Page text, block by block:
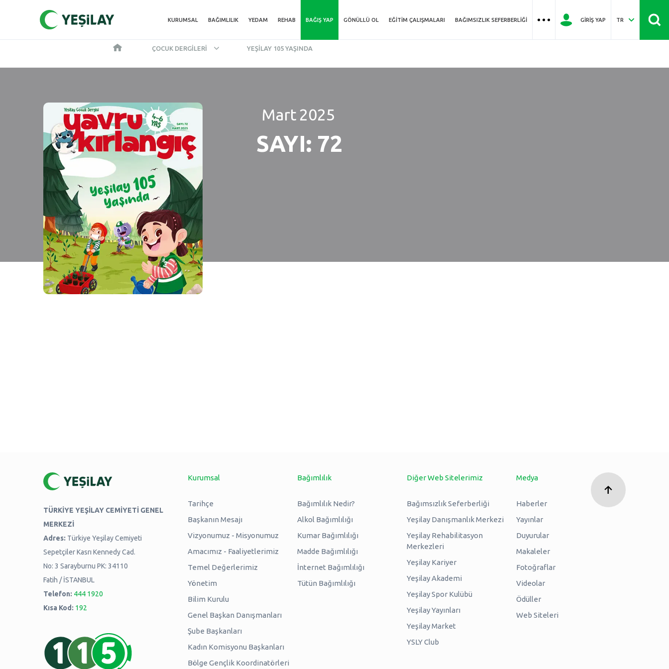
KURUMSAL BAĞIMLILIK YEDAM REHAB BAĞIŞ YAP GÖNÜLLÜ OL EĞITIM ÇALIŞMALARI BAĞIMSIZLIK SEFERBERLIĞI GIRIŞ YAP TR
ÇOCUK DERGILERI YEŞILAY 105 YAŞINDA
Mart 2025
SAYI: 72
TÜRKİYE YEŞİLAY CEMİYETİ GENEL
MERKEZİ
Adres: Türkiye Yeşilay Cemiyeti
Sepetçiler Kasrı Kennedy Cad.
No: 3 Sarayburnu PK: 34110
Fatih / İSTANBUL
Telefon: 444 1920
Kısa Kod: 192
Kurumsal
Tarihçe
Başkanın Mesajı
Vizyonumuz - Misyonumuz
Amacımız - Faaliyetlerimiz
Temel Değerlerimiz
Yönetim
Bilim Kurulu
Genel Başkan Danışmanları
Şube Başkanları
Kadın Komisyonu Başkanları
Bölge Gençlik Koordinatörleri
Bağımlılık
Bağımlılık Nedir?
Alkol Bağımlılığı
Kumar Bağımlılığı
Madde Bağımlılığı
İnternet Bağımlılığı
Tütün Bağımlılığı
Diğer Web Sitelerimiz
Bağımsızlık Seferberliği
Yeşilay Danışmanlık Merkezi
Yeşilay Rehabilitasyon
Merkezleri
Yeşilay Kariyer
Yeşilay Akademi
Yeşilay Spor Kulübü
Yeşilay Yayınları
Yeşilay Market
YSLY Club
Medya
Haberler
Yayınlar
Duyurular
Makaleler
Fotoğraflar
Videolar
Ödüller
Web Siteleri